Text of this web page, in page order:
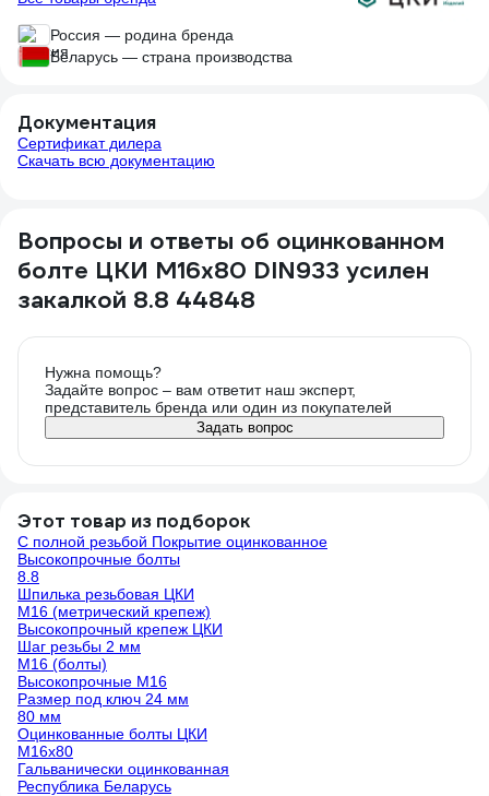
Россия — родина бренда
Беларусь — страна производства
Документация
Сертификат дилера
Скачать всю документацию
Вопросы и ответы об оцинкованном
болте ЦКИ М16х80 DIN933 усилен
закалкой 8.8 44848
Нужна помощь?
Задайте вопрос – вам ответит наш эксперт,
представитель бренда или один из покупателей
Задать вопрос
Этот товар из подборок
С полной резьбой Покрытие оцинкованное
Высокопрочные болты
8.8
Шпилька резьбовая ЦКИ
М16 (метрический крепеж)
Высокопрочный крепеж ЦКИ
Шаг резьбы 2 мм
М16 (болты)
Высокопрочные М16
Размер под ключ 24 мм
80 мм
Оцинкованные болты ЦКИ
М16х80
Гальванически оцинкованная
Республика Беларусь